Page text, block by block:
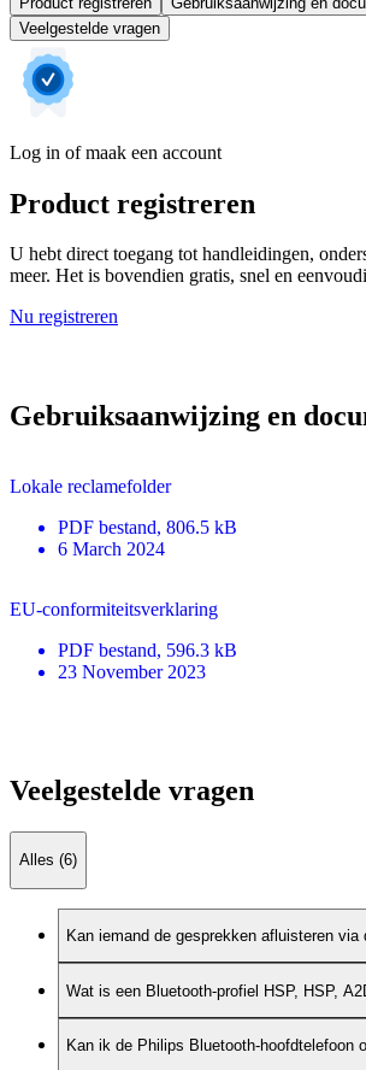
Veelgestelde vragen
Log in of maak een account
Product registreren
U hebt direct toegang tot handleidingen,
meer. Het is bovendien gratis, snel en
Nu registreren
Gebruiksaanwijzing en
Lokale reclamefolder
PDF bestand, 806.5 kB
6 March 2024
EU-conformiteitsverklaring
PDF bestand, 596.3 kB
23 November 2023
Veelgestelde vragen
Alles (6)
Kan iemand de gesprekken afluisteren via
Wat is een Bluetooth-profiel HSP, HSP,
Kan ik de Philips Bluetooth-hoofdtelefoon